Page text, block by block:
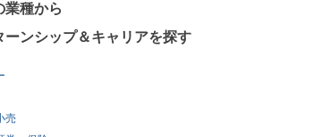
業種から
ーンシップ＆キャリアを探す
売